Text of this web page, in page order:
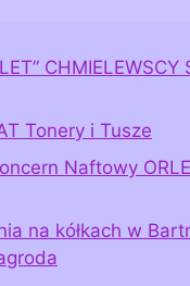
CHMIELEWSCY
Tonery i Tusze
Naftowy
na kółkach w